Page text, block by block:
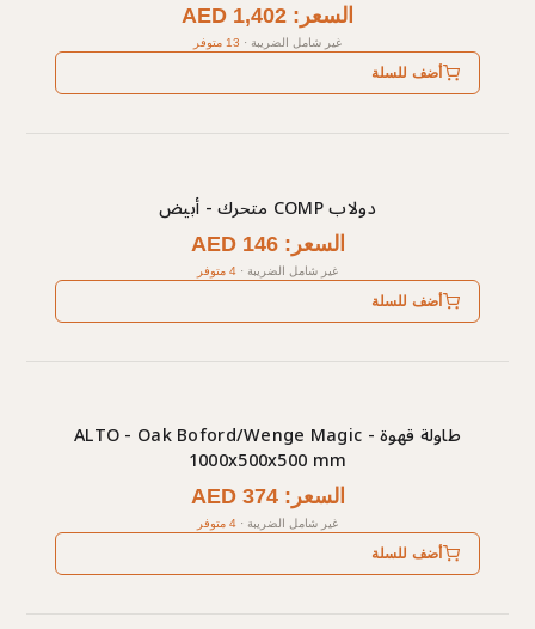
السعر: AED 1,402
غير شامل الضريبة · 13 متوفر
أضف للسلة
دولاب COMP متحرك - أبيض
السعر: AED 146
غير شامل الضريبة · 4 متوفر
أضف للسلة
طاولة قهوة ALTO - Oak Boford/Wenge Magic -
1000x500x500 mm
السعر: AED 374
غير شامل الضريبة · 4 متوفر
أضف للسلة